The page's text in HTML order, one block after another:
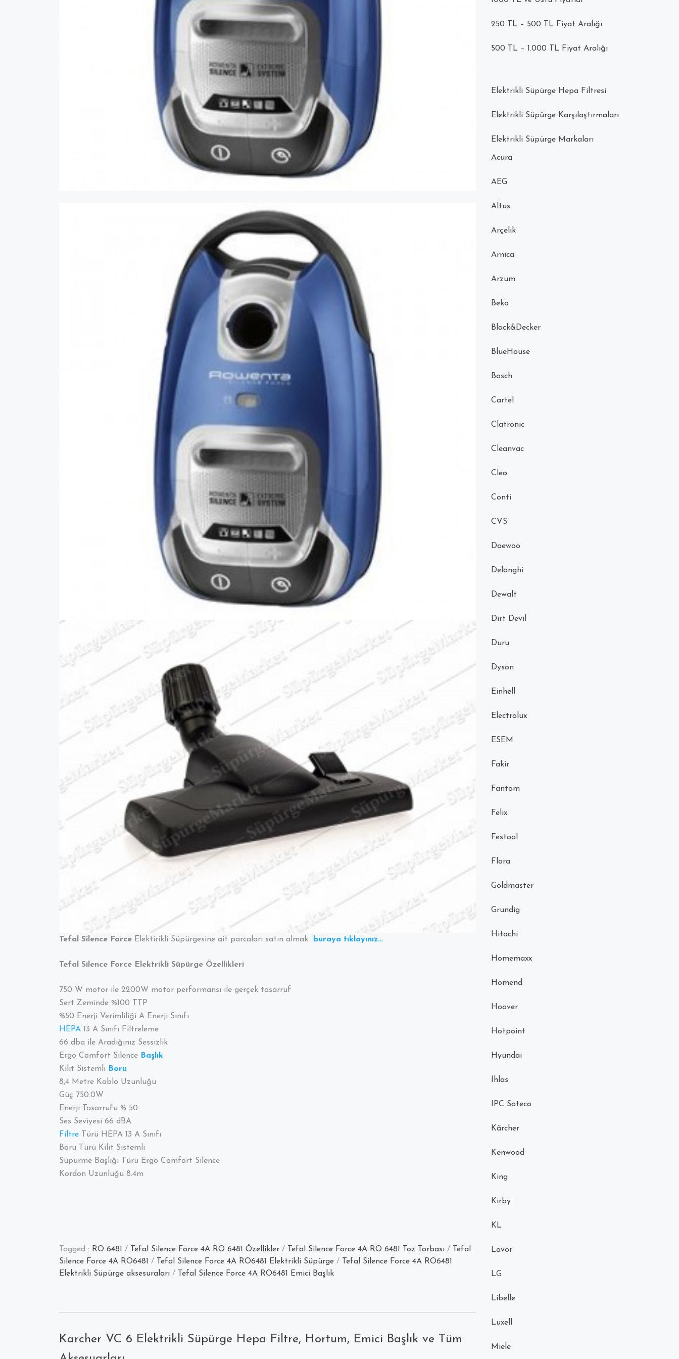
Tefal Silence Force Elektirikli Süpürgesine ait parcaları satın almak buraya tıklayınız…
Tefal Silence Force Elektrikli Süpürge Özellikleri
750 W motor ile 2200W motor performansı ile gerçek tasarruf
Sert Zeminde %100 TTP
%50 Enerji Verimliliği A Enerji Sınıfı
HEPA 13 A Sınıfı Filtreleme
66 dba ile Aradığınız Sessizlik
Ergo Comfort Silence Başlık
Kilit Sistemli
Boru
8,4 Metre Kablo Uzunluğu
Güç 750.0W
Enerji Tasarrufu % 50
Ses Seviyesi 66 dBA
Filtre Türü HEPA 13 A Sınıfı
Boru Türü Kilit Sistemli
Süpürme Başlığı Türü Ergo Comfort Silence
Kordon Uzunluğu 8.4m
Tagged : RO 6481 / Tefal Silence Force 4A RO 6481 Özellikler / Tefal Silence Force 4A RO 6481 Toz Torbası /
Tefal
Silence Force 4A RO6481 / Tefal Silence Force 4A RO6481 Elektrikli Süpürge /
Tefal Silence Force 4A RO6481
Elektrikli Süpürge aksesuraları / Tefal Silence Force 4A RO6481 Emici Başlık
Karcher VC 6 Elektrikli Süpürge Hepa Filtre, Hortum, Emici Başlık ve Tüm
250 TL – 500 TL Fiyat Aralığı
500 TL – 1.000 TL Fiyat Aralığı
Elektrikli Süpürge Hepa Filtresi
Elektrikli Süpürge Karşılaştırmaları
Elektrikli Süpürge Markaları
Acura
AEG
Altus
Arçelik
Arnica
Arzum
Beko
Black&Decker
BlueHouse
Bosch
Cartel
Clatronic
Cleanvac
Cleo
Conti
CVS
Daewoo
Delonghi
Dewalt
Dirt Devil
Duru
Dyson
Einhell
Electrolux
ESEM
Fakir
Fantom
Felix
Festool
Flora
Goldmaster
Grundig
Hitachi
Homemaxx
Homend
Hoover
Hotpoint
Hyundai
İhlas
IPC Soteco
Kãrcher
Kenwood
King
Kirby
KL
Lavor
LG
Libelle
Luxell
Miele